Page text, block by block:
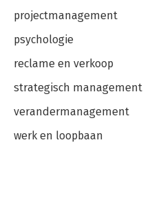
projectmanagement
psychologie
reclame en verkoop
strategisch management
verandermanagement
werk en loopbaan